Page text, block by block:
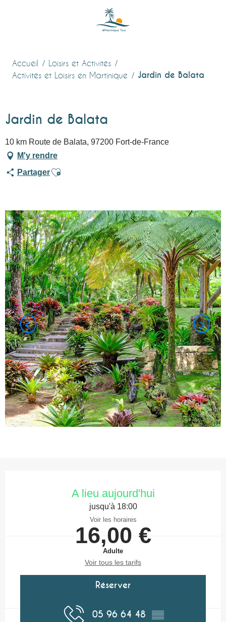
Accueil
Loisirs et Activités
Activités et Loisirs en Martinique
Jardin de Balata
Jardin de Balata
10 km Route de Balata, 97200 Fort-de-France
M'y rendre
PartagerAjouter aux favoris
A lieu aujourd'hui
jusqu'à 18:00
Voir les horaires
16,00 €
Adulte
Voir tous les tarifs
Réserver
05 96 64 48 ▒▒